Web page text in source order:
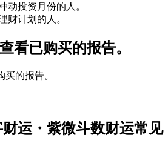
动投资月份的人。
财计划的人。
看已购买的报告。
的报告。
运・紫微斗数财运常见